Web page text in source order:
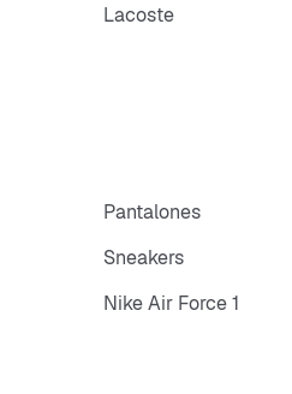
Lacoste
Pantalones
Sneakers
Nike Air Force 1